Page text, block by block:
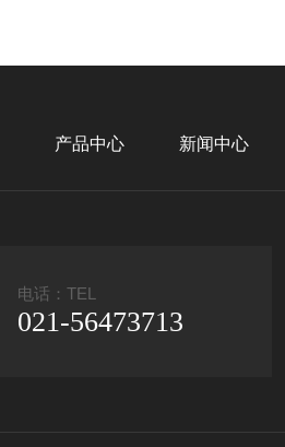
产品中心 新闻中心
电话：TEL
021-56473713